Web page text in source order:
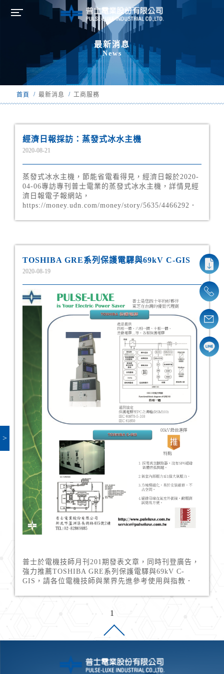
最新消息
News
首頁 / 最新消息 / 工商服務
2020-08-21
經濟日報採訪：蒸發式冰水主機
蒸發式冰水主機，節能省電看得見，經濟日報於2020-
04-06專訪專刊普士電業的蒸發式冰水主機，詳情見經
濟日報電子報網站，
https://money.udn.com/money/story/5635/4466292．
2020-08-19
TOSHIBA GRE系列保護電驛與69kV C-GIS
普士於電機技師月刊201期發表文章，同時刊登廣告，
強力推薦TOSHIBA GRE系列保護電驛與69kV C-
GIS，請各位電機技師與業界先進參考使用與指教．
1
>